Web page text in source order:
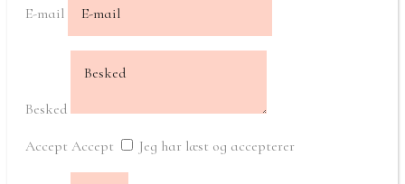
E-mail
Besked
Accept Accept Jeg har læst og accepterer